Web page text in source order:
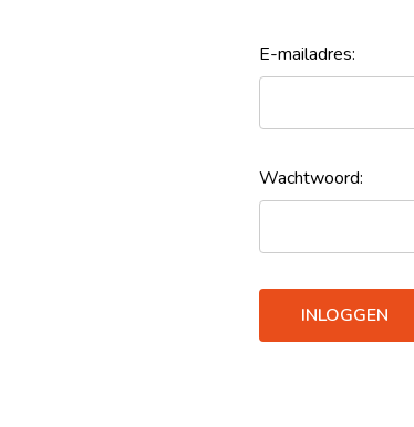
E-mailadres:
Wachtwoord: